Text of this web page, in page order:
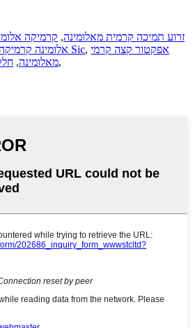
זרוע תמיכה קרמית מאלומינה, קרמיקה
אלומינה אפקטור קצה קרמי Sic, אפקטור קצה קרמי
מאלומינה, ,